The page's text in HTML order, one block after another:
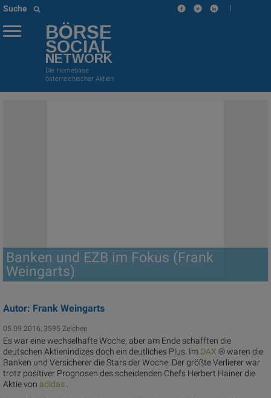
Suche |
BÖRSE
SOCIAL
NETWORK
Die Homebase
österreichischer Aktien
Banken und EZB im Fokus (Frank
Weingarts)
Autor: Frank Weingarts
05.09.2016, 3595 Zeichen
Es war eine wechselhafte Woche, aber am Ende schafften die
deutschen Aktienindizes doch ein deutliches Plus. Im DAX ® waren die
Banken und Versicherer die Stars der Woche. Der größte Verlierer war
trotz positiver Prognosen des scheidenden Chefs Herbert Hainer die
Aktie von adidas